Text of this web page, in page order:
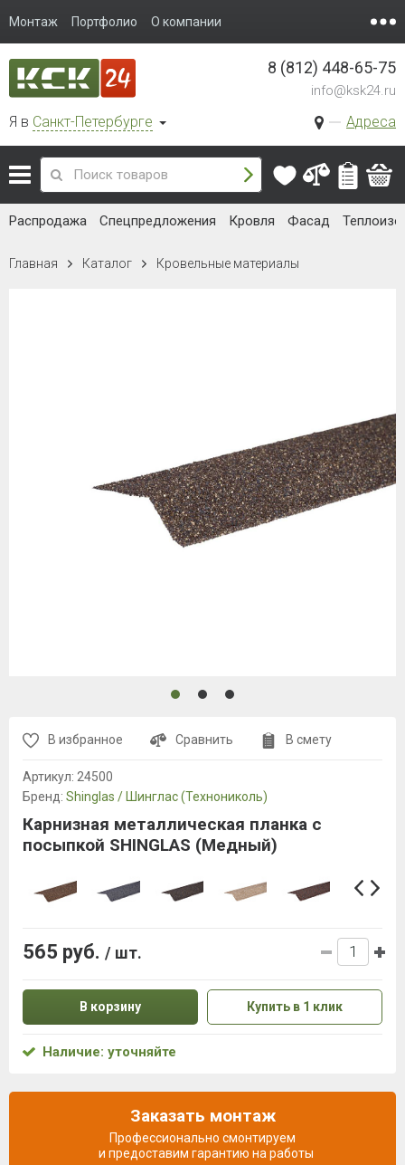
Монтаж Портфолио О компании
Я в Санкт-Петербурге Адреса
8 (812) 448-65-75
info@ksk24.ru
Распродажа Спецпредложения Кровля Фасад
Главная Каталог Кровельные материалы
В избранное Сравнить В смету
Артикул: 24500
Бренд: Shinglas / Шинглас (Технониколь)
Карнизная металлическая планка с
посыпкой SHINGLAS (Медный)
565 руб. / шт.
В корзину Купить в 1 клик
Наличие: уточняйте
Заказать монтаж
Профессионально смонтируем
и предоставим гарантию на работы